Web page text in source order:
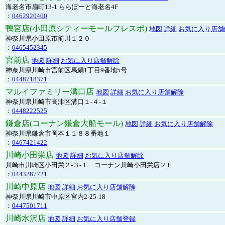
海老名市扇町13-1 ららぽーと海老名4F
： 0462920400
鴨宮店(小田原シティーモールフレスポ) 地図 詳細 お気に入り店
神奈川県小田原市前川１２０
： 0465452345
宮前店 地図 詳細 お気に入り店舗解除
神奈川県川崎市宮前区馬絹1丁目9番地5号
： 0448718371
マルイファミリー溝口店 地図 詳細 お気に入り店舗解除
神奈川県川崎市高津区溝口１-４-１
： 0448222525
鎌倉店(コーナン鎌倉大船モール) 地図 詳細 お気に入り店舗解除
神奈川県鎌倉市岡本１１８８番地１
： 0467421422
川崎小田栄店 地図 詳細 お気に入り店舗解除
川崎市川崎区小田栄２‐３‐１ コーナン川崎小田栄店２Ｆ
： 0443287721
川崎中原店 地図 詳細 お気に入り店舗解除
神奈川県川崎市中原区宮内2-25-18
： 0447501711
川崎水沢店 地図 詳細 お気に入り店舗登録